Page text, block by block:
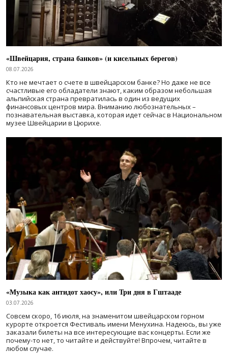
«Швейцария, страна банков» (и кисельных берегов)
08.07.2026
Кто не мечтает о счете в швейцарском банке? Но даже не все
счастливые его обладатели знают, каким образом небольшая
альпийская страна превратилась в один из ведущих
финансовых центров мира. Вниманию любознательных –
познавательная выставка, которая идет сейчас в Национальном
музее Швейцарии в Цюрихе.
«Музыка как антидот хаосу», или Три дня в Гштааде
03.07.2026
Совсем скоро, 16 июля, на знаменитом швейцарском горном
курорте откроется Фестиваль имени Менухина. Надеюсь, вы уже
заказали билеты на все интересующие вас концерты. Если же
почему-то нет, то читайте и действуйте! Впрочем, читайте в
любом случае.